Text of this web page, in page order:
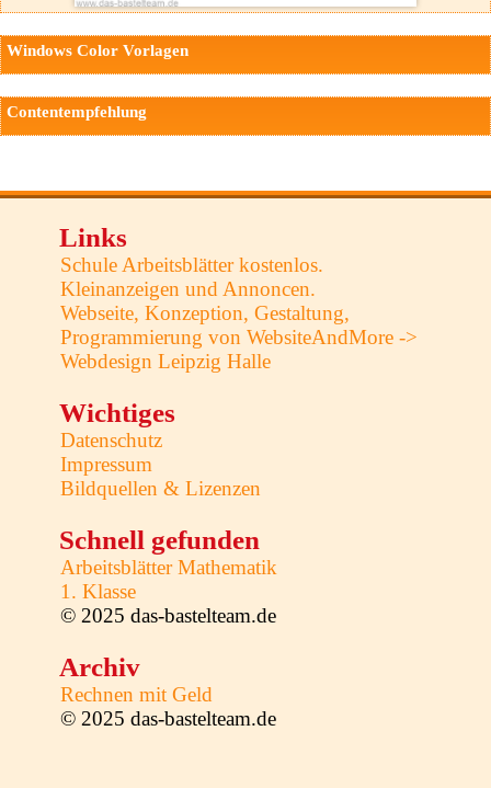
Windows Color Vorlagen
Contentempfehlung
Links
Schule Arbeitsblätter kostenlos.
Kleinanzeigen und Annoncen.
Webseite, Konzeption, Gestaltung,
Programmierung von WebsiteAndMore ->
Webdesign Leipzig Halle
Wichtiges
Datenschutz
Impressum
Bildquellen & Lizenzen
Schnell gefunden
Arbeitsblätter Mathematik
1. Klasse
© 2025 das-bastelteam.de
Archiv
Rechnen mit Geld
© 2025 das-bastelteam.de